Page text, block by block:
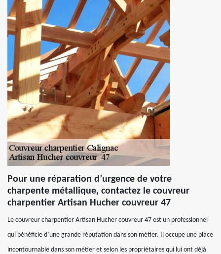
Pour une réparation d’urgence de votre
charpente métallique, contactez le couvreur
charpentier Artisan Hucher couvreur 47
Le couvreur charpentier Artisan Hucher couvreur 47 est un professionnel
qui bénéficie d’une grande réputation dans son métier. Il occupe une place
incontournable dans son métier et selon les propriétaires qui lui ont déjà